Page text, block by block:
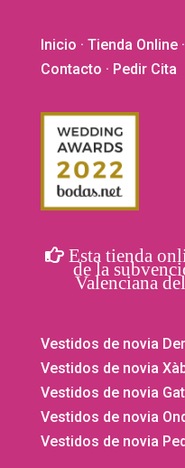
Inicio · Tienda Online·
Contacto · Pedir Cita
Esta tienda
de la
Valenciana
Vestidos de novia
Vestidos de novia
Vestidos de novia
Vestidos de novia
Vestidos de novia